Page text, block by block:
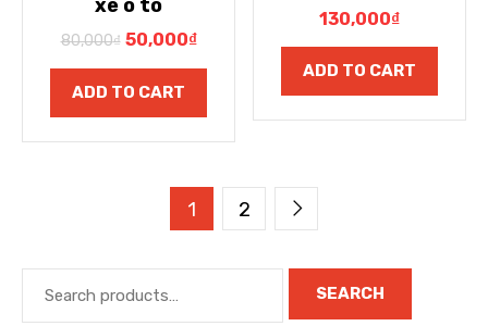
xe ô tô
80,000₫ 50,000₫
ADD TO CART
130,000₫
ADD TO CART
1 2
SEARCH